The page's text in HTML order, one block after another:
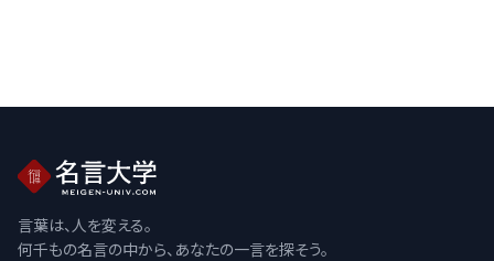
言葉は、人を変える。
何千もの名言の中から、あなたの一言を探そう。